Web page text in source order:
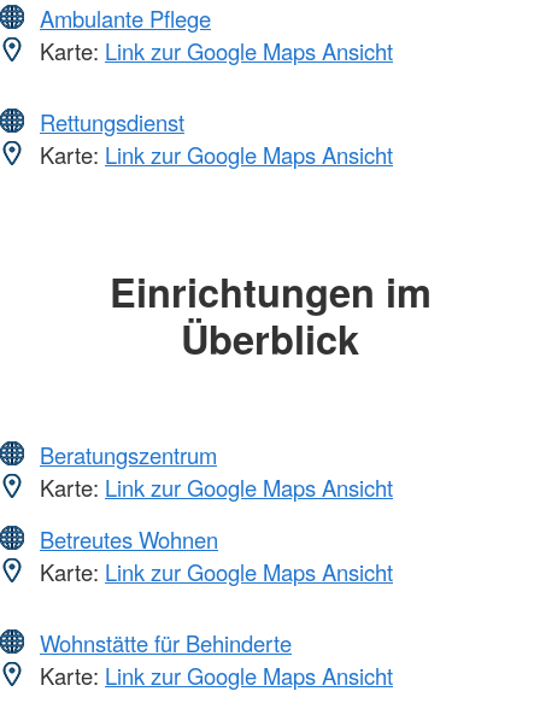
Ambulante Pflege
Karte: Link zur Google Maps Ansicht
Rettungsdienst
Karte: Link zur Google Maps Ansicht
Einrichtungen im
Überblick
Beratungszentrum
Karte: Link zur Google Maps Ansicht
Betreutes Wohnen
Karte: Link zur Google Maps Ansicht
Wohnstätte für Behinderte
Karte: Link zur Google Maps Ansicht